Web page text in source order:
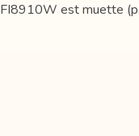
est muette